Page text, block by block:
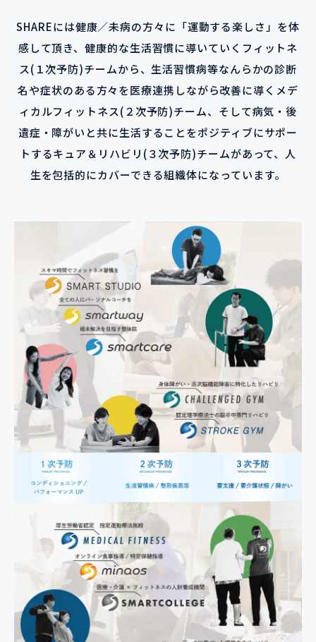
SHAREには健康／未病の方々に「運動する楽しさ」を体
感して頂き、健康的な生活習慣に導いていくフィットネ
ス(１次予防)チームから、生活習慣病等なんらかの診断
名や症状のある方々を医療連携しながら改善に導くメデ
ィカルフィットネス(２次予防)チーム、そして病気・後
遺症・障がいと共に生活することをポジティブにサポー
トするキュア＆リハビリ(３次予防)チームがあって、人
生を包括的にカバーできる組織体になっています。